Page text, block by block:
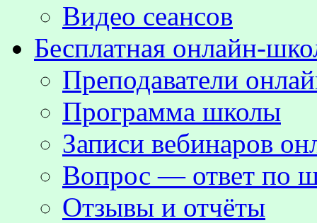
Видео сеансов
Бесплатная онлайн-
Преподаватели
Программа школы
Записи вебинаров
Вопрос — ответ по
Отзывы и отчёты